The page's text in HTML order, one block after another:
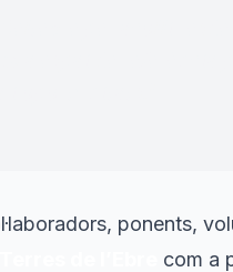
ponents,
com a